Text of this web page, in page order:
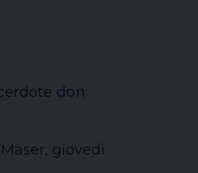
don
giovedì